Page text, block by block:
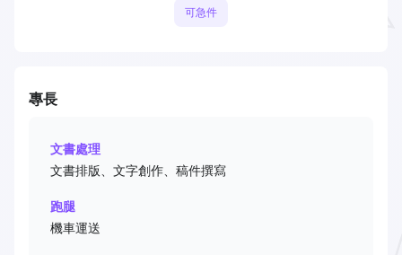
可急件
專長
文書處理
文書排版、文字創作、稿件撰寫
跑腿
機車運送